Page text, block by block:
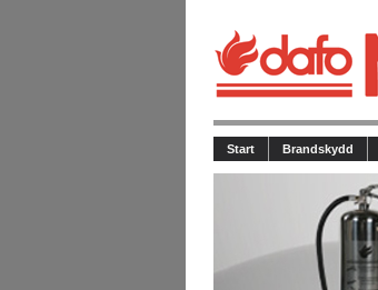
Start Brandskydd